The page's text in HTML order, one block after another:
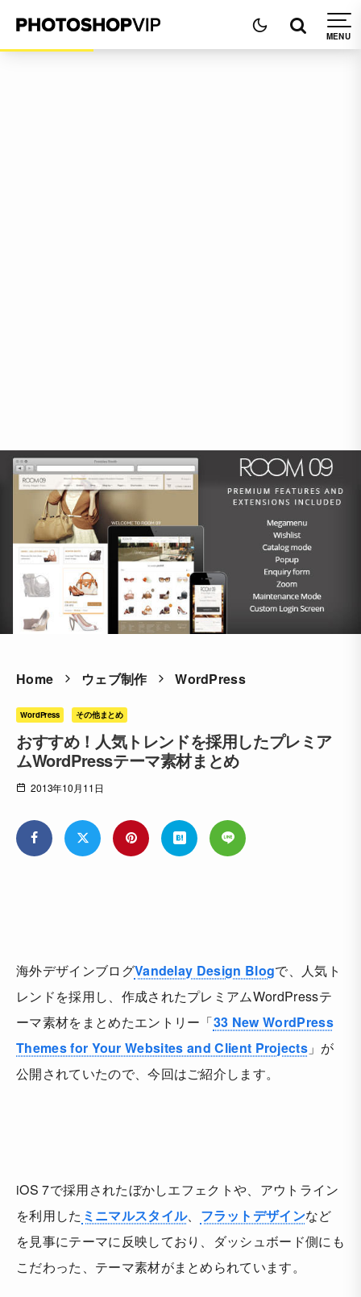
Home ウェブ制作 WordPress
WordPress その他まとめ
おすすめ！人気トレンドを採用したプレミア
ムWordPressテーマ素材まとめ
2013年10月11日
海外デザインブログVandelay Design Blogで、人気ト
レンドを採用し、作成されたプレミアムWordPressテ
ーマ素材をまとめたエントリー「33 New WordPress
Themes for Your Websites and Client Projects 」が
公開されていたので、今回はご紹介します。
iOS 7で採用されたぼかしエフェクトや、アウトライン
を利用した ミニマルスタイル、 フラットデザインなど
を見事にテーマに反映しており、ダッシュボード側にも
こだわった、テーマ素材がまとめられています。